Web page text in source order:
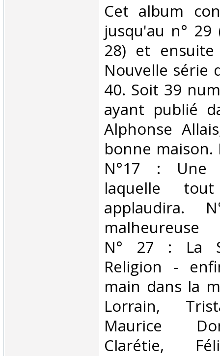
‎Cet album
jusqu'au n°
28) et
Nouvelle série
40. Soit 39
ayant publié
Alphonse
bonne maison.
N°17 : Une
laquelle
malheureuse
N° 27 : La
Religion -
main dans la
Lorrain,
Maurice
Clarétie,